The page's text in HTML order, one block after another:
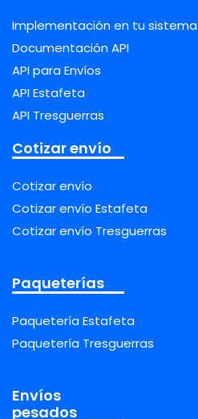
Implementación en tu sistema
Documentación API
API para Envíos
API Estafeta
API Tresguerras
Cotizar envío
Cotizar envío
Cotizar envío Estafeta
Cotizar envío Tresguerras
Paqueterías
Paquetería Estafeta
Paquetería Tresguerras
Envíos
pesados